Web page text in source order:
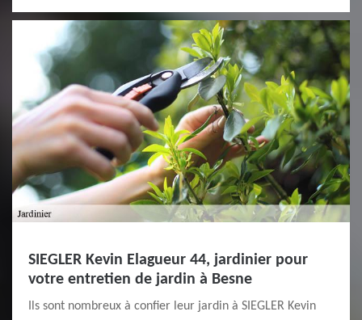
SIEGLER Kevin Elagueur 44, jardinier pour
votre entretien de jardin à Besne
Ils sont nombreux à confier leur jardin à SIEGLER Kevin